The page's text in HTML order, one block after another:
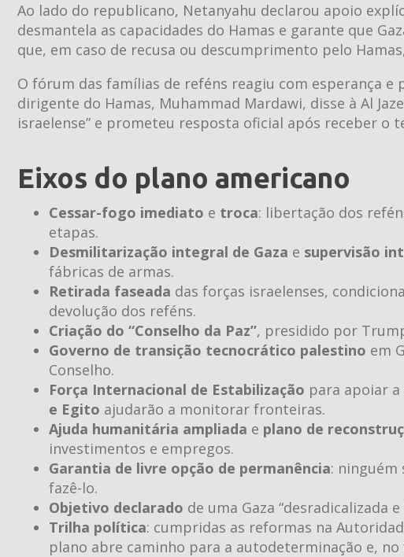
Ao lado do republicano, Netanyahu declarou apoio
desmantela as capacidades do Hamas e garante que
que, em caso de recusa ou descumprimento pelo
O fórum das famílias de reféns reagiu com esperança e
dirigente do Hamas, Muhammad Mardawi, disse à Al
israelense” e prometeu resposta oficial após receber o
Eixos do plano americano
Cessar-fogo imediato e troca: libertação dos
etapas.
Desmilitarização integral de Gaza e supervisão
fábricas de armas.
Retirada faseada das forças israelenses,
devolução dos reféns.
Criação do “Conselho da Paz”, presidido por
Governo de transição tecnocrático palestino em
Conselho.
Força Internacional de Estabilização para apoiar a
e Egito ajudarão a monitorar fronteiras.
Ajuda humanitária ampliada e plano de
investimentos e empregos.
Garantia de livre opção de permanência: ninguém
fazê-lo.
Objetivo declarado de uma Gaza “desradicalizada
Trilha política: cumpridas as reformas na
plano abre caminho para a autodeterminação e,